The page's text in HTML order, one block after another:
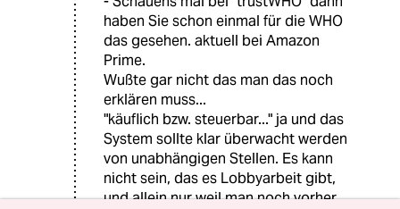
haben Sie schon einmal für die WHO
das gesehen. aktuell bei Amazon
Prime.
Wußte gar nicht das man das noch
erklären muss...
"käuflich bzw. steuerbar..." ja und das
System sollte klar überwacht werden
von unabhängigen Stellen. Es kann
nicht sein, das es Lobbyarbeit gibt,
und allein nur weil man noch vorher